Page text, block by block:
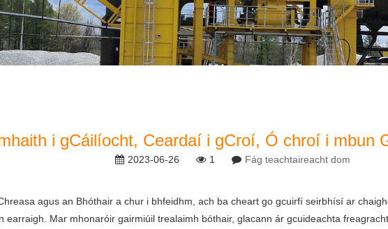
i gCáilíocht, Ceardaí i gCroí, Ó chroí i mbun
2023-06-26 1 Fág teachtaireacht dom
agus an Bhóthair a chur i bhfeidhm, ach ba cheart go gcuirfí seirbhísí ar
earraigh. Mar mhonaróir gairmiúil trealaimh bóthair, glacann ár gcuideachta